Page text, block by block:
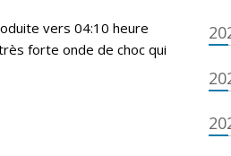
vers 04:10 heure
forte onde de choc qui